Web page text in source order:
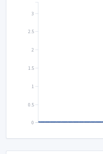
0
0.5
1
1.5
2
2.5
3